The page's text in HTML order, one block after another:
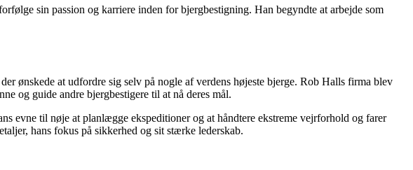
sin passion og karriere inden for bjergbestigning. Han begyndte at arbejde som
ønskede at udfordre sig selv på nogle af verdens højeste bjerge. Rob Halls firma blev
og guide andre bjergbestigere til at nå deres mål.
evne til nøje at planlægge ekspeditioner og at håndtere ekstreme vejrforhold og farer
hans fokus på sikkerhed og sit stærke lederskab.